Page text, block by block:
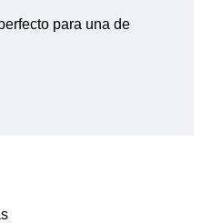
para una de